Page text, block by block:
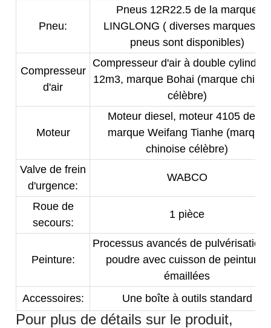
Pneu:
Pneus 12R22.5 de la marque
LINGLONG ( diverses marques de
pneus sont disponibles)
Compresseur
d'air
Compresseur d'air à double cylindre
12m3, marque Bohai (marque
célèbre)
Moteur
Moteur diesel, moteur 4105 de la
marque Weifang Tianhe (marque
chinoise célèbre)
Valve de frein
d'urgence:
WABCO
Roue de
secours:
1 pièce
Peinture:
Processus avancés de pulvérisation
poudre avec cuisson de peintures
émaillées
Accessoires:
Une boîte à outils standard
Pour plus de détails sur le produit,